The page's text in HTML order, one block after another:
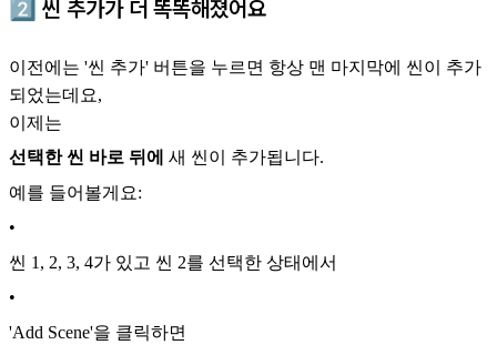
2️⃣ 씬 추가가 더 똑똑해졌어요
이전에는 '씬 추가' 버튼을 누르면 항상 맨 마지막에 씬이 추가
되었는데요,
이제는
선택한 씬 바로 뒤에 새 씬이 추가됩니다.
예를 들어볼게요:
•
씬 1, 2, 3, 4가 있고 씬 2를 선택한 상태에서
•
'Add Scene'을 클릭하면